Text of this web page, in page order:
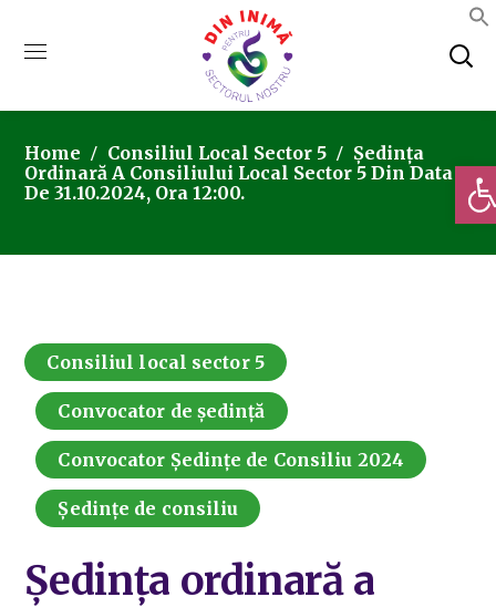
Home Consiliul Local Sector 5
Ședința
Ordinară A Consiliului Local Sector 5 Din Data
De 31.10.2024, Ora 12:00.
Consiliul local sector 5
Convocator de ședință
Convocator Ședințe de Consiliu 2024
Ședințe de consiliu
Ședința ordinară a